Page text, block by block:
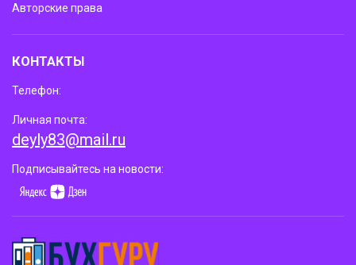
Авторские права
КОНТАКТЫ
Телефон:
Личная почта:
deyly83@mail.ru
Подписывайтесь на новости: